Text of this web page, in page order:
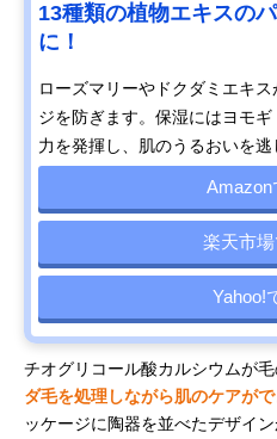
13種類の植物エキスの
に！
ローズマリーやドクダミエキ
ジを防ぎます。保湿にはヨモ
力を発揮し、肌のうるおいを逃
Amazon
楽天市
Yahoo!
チオグリコール酸カルシウムが
ダ毛を処理しながら肌のケアが
ッケージに陶器を並べたデザイン